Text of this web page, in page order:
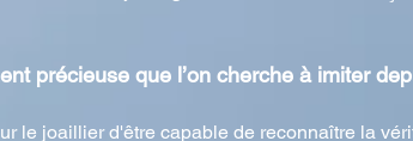
précieuse que l’on cherche à imiter
le joaillier d'être capable de reconnaître la